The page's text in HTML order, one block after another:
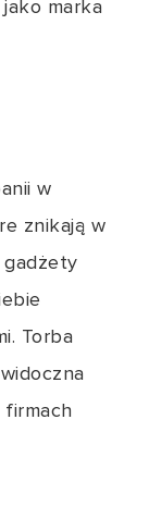
marka
w
znikają w
gadżety
Torba